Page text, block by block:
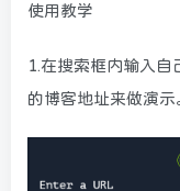
使用教学
1.在搜索框内输入自
的博客地址来做演示